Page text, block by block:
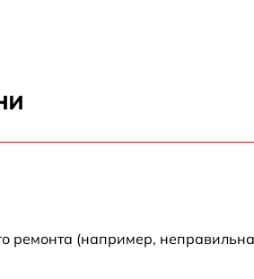
ремонта (например,